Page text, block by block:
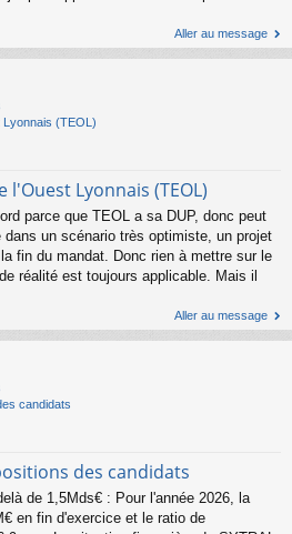
Aller au message
(TEOL)
l'Ouest Lyonnais (TEOL)
parce que TEOL a sa DUP, donc peut
dans un scénario très optimiste, un projet
fin du mandat. Donc rien à mettre sur le
réalité est toujours applicable. Mais il
Aller au message
candidats
des candidats
de 1,5Mds€ : Pour l'année 2026, la
en fin d'exercice et le ratio de